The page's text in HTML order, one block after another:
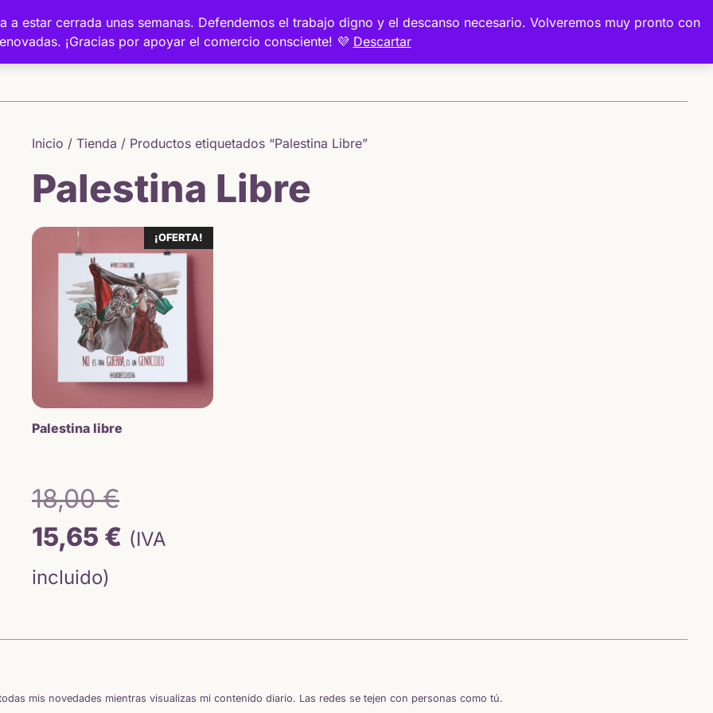
a estar cerrada unas semanas. Defendemos el trabajo digno y el descanso necesario. Volveremos muy pronto con
¡Gracias por apoyar el comercio consciente! 💜 Descartar
Inicio Sobre mí
Inicio / Tienda / Productos etiquetados “Palestina Libre”
Palestina Libre
¡OFERTA!
Palestina libre
18,00€
precio
15,65 € El
15,65 €.
(IVA
incluido)
mis novedades mientras visualizas mi contenido diario. Las redes se tejen con personas como tú.